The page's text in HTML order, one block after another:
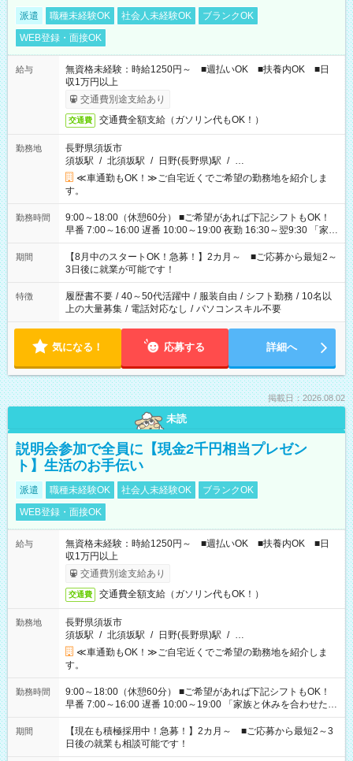
派遣 職種未経験OK 社会人未経験OK
ブランクOK
WEB登録・面接OK
給与
無資格未経験：時給1250円～ ■週払いOK ■扶養内OK ■日
収1万円以上
交通費別途支給あり
交通費 交通費全額支給（ガソリン代もOK！）
勤務地
長野県須坂市
須坂駅 / 北須坂駅 / 日野(長野県)駅 / …
≪車通勤もOK！≫ご自宅近くでご希望の勤務地を紹介しま
す。
勤務時間
9:00～18:00（休憩60分） ■ご希望があれば下記シフトもOK！
早番 7:00～16:00 遅番 10:00～19:00 夜勤 16:30～翌9:30 「家族
と休みを合わせたい」 「余裕を持って夕飯の準備がしたい」
「できれば残業はしたくない」 など、ご希望を教えてください
ね。 ※Wワーク希望の方へ 今ご覧のお仕事で希望する勤務時間
と、もう1つのお仕事の勤務時間。 合計で週40時間を超える場
合は応募できません。
期間
【8月中のスタートOK！急募！】2カ月～ ■ご応募から最短2～
3日後に就業が可能です！
特徴 履歴書不要 / 40～50代活躍中 / 服装自由 / シフト勤務 / 10名以
上の大量募集 / 電話対応なし / パソコンスキル不要
気になる！ 応募する 詳細へ
掲載日：2026.08.02
未読
説明会参加で全員に【現金2千円相当プレゼン
ト】生活のお手伝い
派遣 職種未経験OK 社会人未経験OK
ブランクOK
WEB登録・面接OK
給与
無資格未経験：時給1250円～ ■週払いOK ■扶養内OK ■日
収1万円以上
交通費別途支給あり
交通費 交通費全額支給（ガソリン代もOK！）
勤務地
長野県須坂市
須坂駅 / 北須坂駅 / 日野(長野県)駅 / …
≪車通勤もOK！≫ご自宅近くでご希望の勤務地を紹介しま
す。
勤務時間
9:00～18:00（休憩60分） ■ご希望があれば下記シフトもOK！
早番 7:00～16:00 遅番 10:00～19:00 「家族と休みを合わせた
い」 「余裕を持って夕飯の準備がしたい」 「できれば残業はし
たくない」 など、ご希望を教えてくださいね。 ※Wワーク希望
の方へ 今ご覧のお仕事で希望する勤務時間と、もう1つのお仕事
の勤務時間。 合計で週40時間を超える場合は応募できません。
期間
【現在も積極採用中！急募！】2カ月～ ■ご応募から最短2～3
日後の就業も相談可能です！